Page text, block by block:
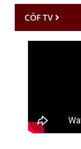
CÖF TV